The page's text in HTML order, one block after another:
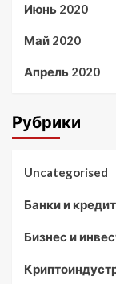
Июнь 2020
Май 2020
Апрель 2020
Рубрики
Uncategorised
Банки и
Бизнес и